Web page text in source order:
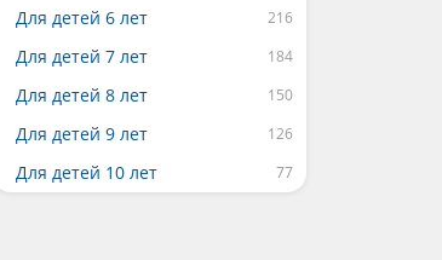
Для детей 6 лет
Для детей 7 лет
Для детей 8 лет
Для детей 9 лет
Для детей 10 лет